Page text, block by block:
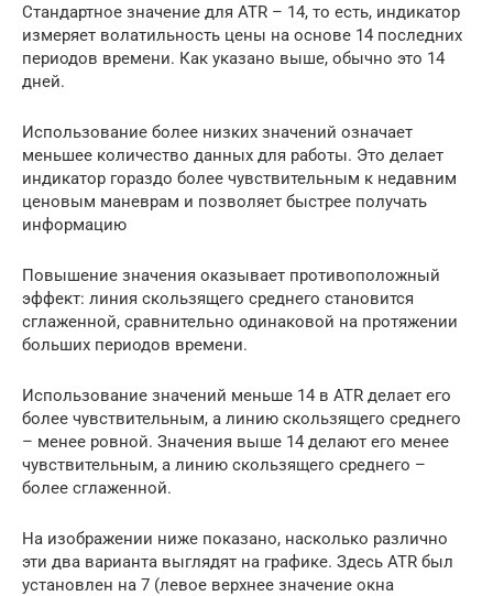
Стандартное значение для ATR – 14, то есть, индикатор
измеряет волатильность цены на основе 14 последних
периодов времени. Как указано выше, обычно это 14
дней.
Использование более низких значений означает
меньшее количество данных для работы. Это делает
индикатор гораздо более чувствительным к недавним
ценовым маневрам и позволяет быстрее получать
информацию
Повышение значения оказывает противоположный
эффект: линия скользящего среднего становится
сглаженной, сравнительно одинаковой на протяжении
больших периодов времени.
Использование значений меньше 14 в ATR делает его
более чувствительным, а линию скользящего среднего
– менее ровной. Значения выше 14 делают его менее
чувствительным, а линию скользящего среднего –
более сглаженной.
На изображении ниже показано, насколько различно
эти два варианта выглядят на графике. Здесь ATR был
установлен на 7 (левое верхнее значение окна